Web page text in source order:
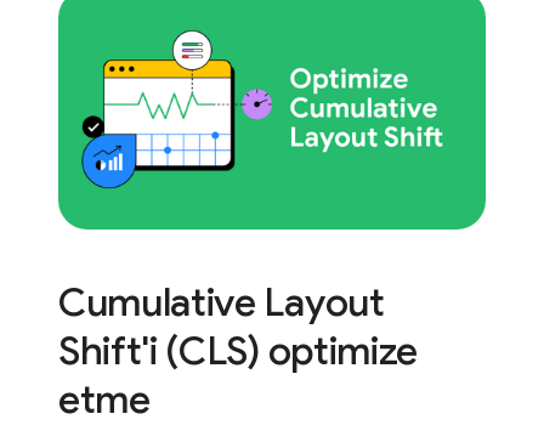
Cumulative Layout
Shift'i (CLS) optimize
etme